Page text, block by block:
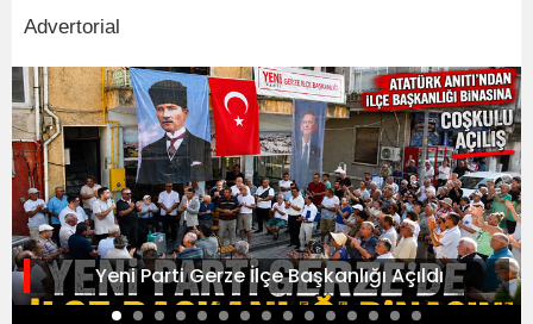
Advertorial
Yeni Parti Gerze İlçe Başkanlığı Açıldı